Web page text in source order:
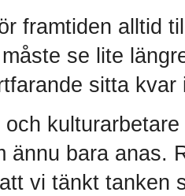
framtiden alltid
se lite
sitta kvar
och
ännu bara anas.
vi tänkt tanken